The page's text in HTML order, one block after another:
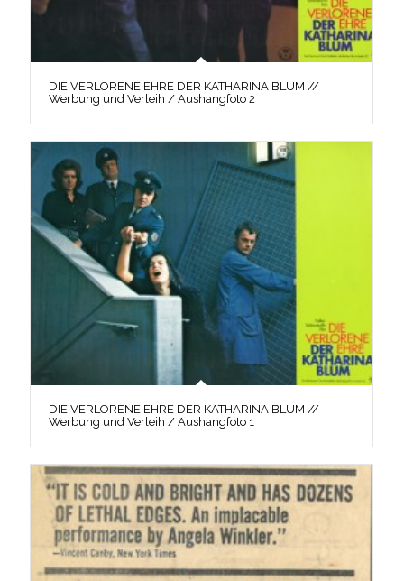
DIE VERLORENE EHRE DER KATHARINA BLUM //
Werbung und Verleih / Aushangfoto 2
DIE VERLORENE EHRE DER KATHARINA BLUM //
Werbung und Verleih / Aushangfoto 1